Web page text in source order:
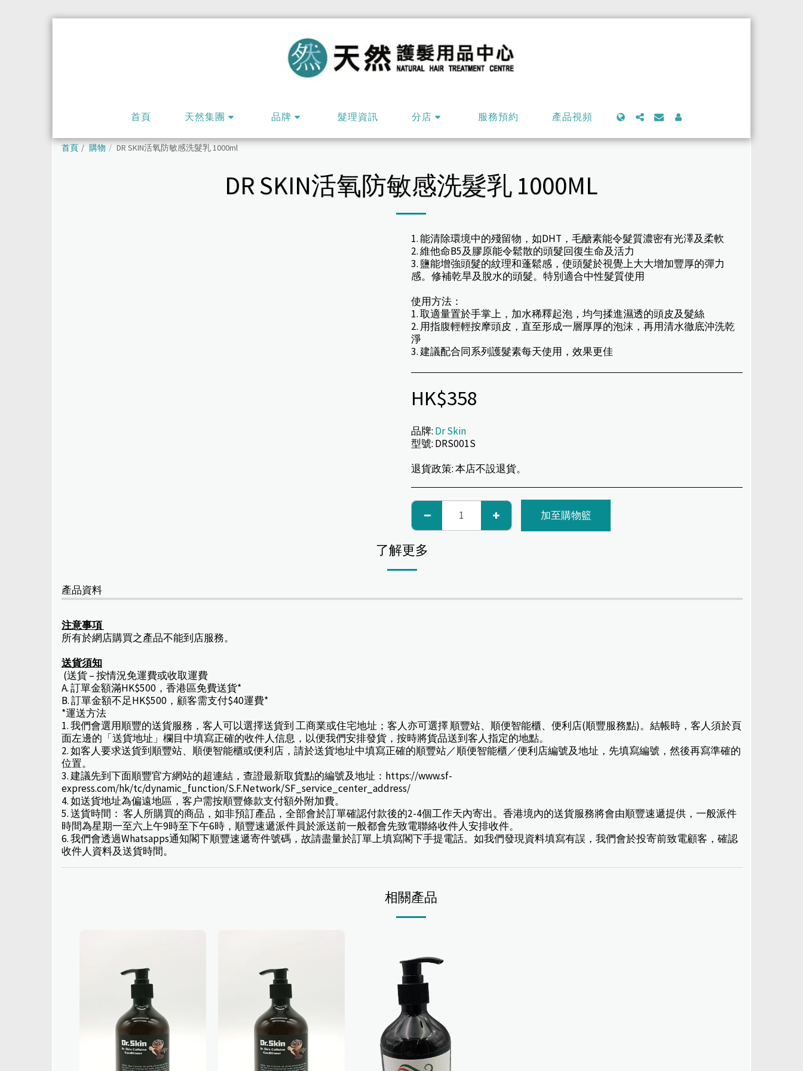
首頁 天然集團 品牌 髮理資訊 分店 服務預約 產品視頻
首頁 購物 DR SKIN活氧防敏感洗髮乳 1000ml
DR SKIN活氧防敏感洗髮乳 1000ML
1. 能清除環境中的殘留物，如DHT，毛醣素能令髮質濃密有光澤及柔軟
2. 維他命B5及膠原能令鬆散的頭髮回復生命及活力
3. 鹽能增強頭髮的紋理和蓬鬆感，使頭髮於視覺上大大增加豐厚的彈力
感。修補乾旱及脫水的頭髮。特別適合中性髮質使用
使用方法：
1. 取適量置於手掌上，加水稀釋起泡，均勻揉進濕透的頭皮及髮絲
2. 用指腹輕輕按摩頭皮，直至形成一層厚厚的泡沫，再用清水徹底沖洗乾
淨
3. 建議配合同系列護髮素每天使用，效果更佳
HK$358
品牌: Dr Skin
型號: DRS001S
退貨政策:本店不設退貨。
加至購物籃
了解更多
產品資料
注意事項
所有於網店購買之產品不能到店服務。
送貨須知
(送貨 – 按情況免運費或收取運費
A. 訂單金額滿HK$500，香港區免費送貨*
B. 訂單金額不足HK$500，顧客需支付$40運費*
*運送方法
1. 我們會選用順豐的送貨服務，客人可以選擇送貨到 工商業或住宅地址；客人亦可選擇 順豐站、順便智能櫃、便利店(順豐服務點)。結帳時，客人須於頁
面左邊的「送貨地址」欄目中填寫正確的收件人信息，以便我們安排發貨，按時將貨品送到客人指定的地點。
2. 如客人要求送貨到順豐站、順便智能櫃或便利店，請於送貨地址中填寫正確的順豐站／順便智能櫃／便利店編號及地址，先填寫編號，然後再寫準確的
位置。
3. 建議先到下面順豐官方網站的超連結，查證最新取貨點的編號及地址：https://www.sf-
express.com/hk/tc/dynamic_function/S.F.Network/SF_service_center_address/
4. 如送貨地址為偏遠地區，客户需按順豐條款支付額外附加費。
5. 送貨時間： 客人所購買的商品，如非預訂產品，全部會於訂單確認付款後的2-4個工作天內寄出。香港境內的送貨服務將會由順豐速遞提供，一般派件
時間為星期一至六上午9時至下午6時，順豐速遞派件員於派送前一般都會先致電聯絡收件人安排收件。
6. 我們會透過Whatsapps通知閣下順豐速遞寄件號碼，故請盡量於訂單上填寫閣下手提電話。如我們發現資料填寫有誤，我們會於投寄前致電顧客，確認
收件人資料及送貨時間。
相關產品